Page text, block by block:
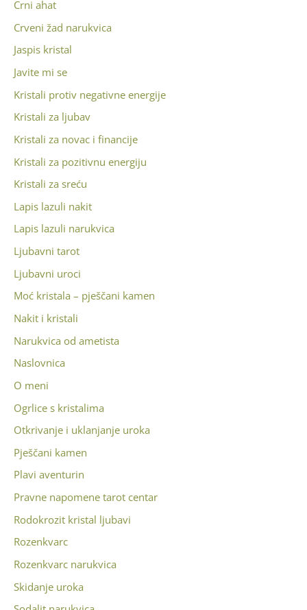
Crni ahat
Crveni žad narukvica
Jaspis kristal
Javite mi se
Kristali protiv negativne energije
Kristali za ljubav
Kristali za novac i financije
Kristali za pozitivnu energiju
Kristali za sreću
Lapis lazuli nakit
Lapis lazuli narukvica
Ljubavni tarot
Ljubavni uroci
Moć kristala – pješčani kamen
Nakit i kristali
Narukvica od ametista
Naslovnica
O meni
Ogrlice s kristalima
Otkrivanje i uklanjanje uroka
Pješčani kamen
Plavi aventurin
Pravne napomene tarot centar
Rodokrozit kristal ljubavi
Rozenkvarc
Rozenkvarc narukvica
Skidanje uroka